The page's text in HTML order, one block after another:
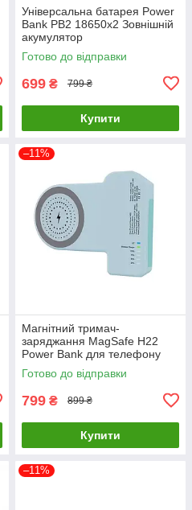
Універсальна батарея Power
Bank PB2 18650х2 Зовнішній
акумулятор
Готово до відправки
699 ₴ 799 ₴
Купити
–11%
Магнітний тримач-
заряджання MagSafe H22
Power Bank для телефону
(Блакитний)
Готово до відправки
799 ₴ 899 ₴
Купити
–11%